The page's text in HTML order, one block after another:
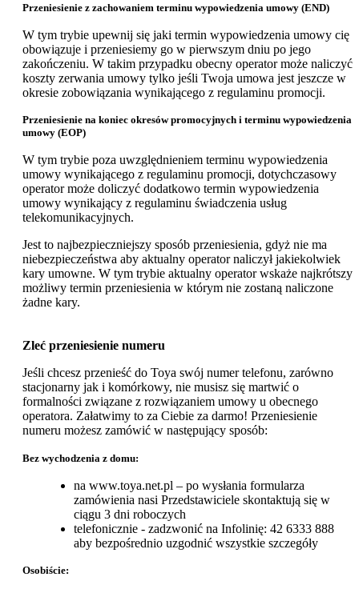
Przeniesienie z zachowaniem terminu wypowiedzenia umowy (END)
W tym trybie upewnij się jaki termin wypowiedzenia umowy cię
obowiązuje i przeniesiemy go w pierwszym dniu po jego
zakończeniu. W takim przypadku obecny operator może naliczyć
koszty zerwania umowy tylko jeśli Twoja umowa jest jeszcze w
okresie zobowiązania wynikającego z regulaminu promocji.
Przeniesienie na koniec okresów promocyjnych i terminu wypowiedzenia
umowy (EOP)
W tym trybie poza uwzględnieniem terminu wypowiedzenia
umowy wynikającego z regulaminu promocji, dotychczasowy
operator może doliczyć dodatkowo termin wypowiedzenia
umowy wynikający z regulaminu świadczenia usług
telekomunikacyjnych.
Jest to najbezpieczniejszy sposób przeniesienia, gdyż nie ma
niebezpieczeństwa aby aktualny operator naliczył jakiekolwiek
kary umowne. W tym trybie aktualny operator wskaże najkrótszy
możliwy termin przeniesienia w którym nie zostaną naliczone
żadne kary.
Zleć przeniesienie numeru
Jeśli chcesz przenieść do Toya swój numer telefonu, zarówno
stacjonarny jak i komórkowy, nie musisz się martwić o
formalności związane z rozwiązaniem umowy u obecnego
operatora. Załatwimy to za Ciebie za darmo! Przeniesienie
numeru możesz zamówić w następujący sposób:
Bez wychodzenia z domu:
na www.toya.net.pl – po wysłania formularza
zamówienia nasi Przedstawiciele skontaktują się w
ciągu 3 dni roboczych
telefonicznie - zadzwonić na Infolinię: 42 6333 888
aby bezpośrednio uzgodnić wszystkie szczegóły
Osobiście: